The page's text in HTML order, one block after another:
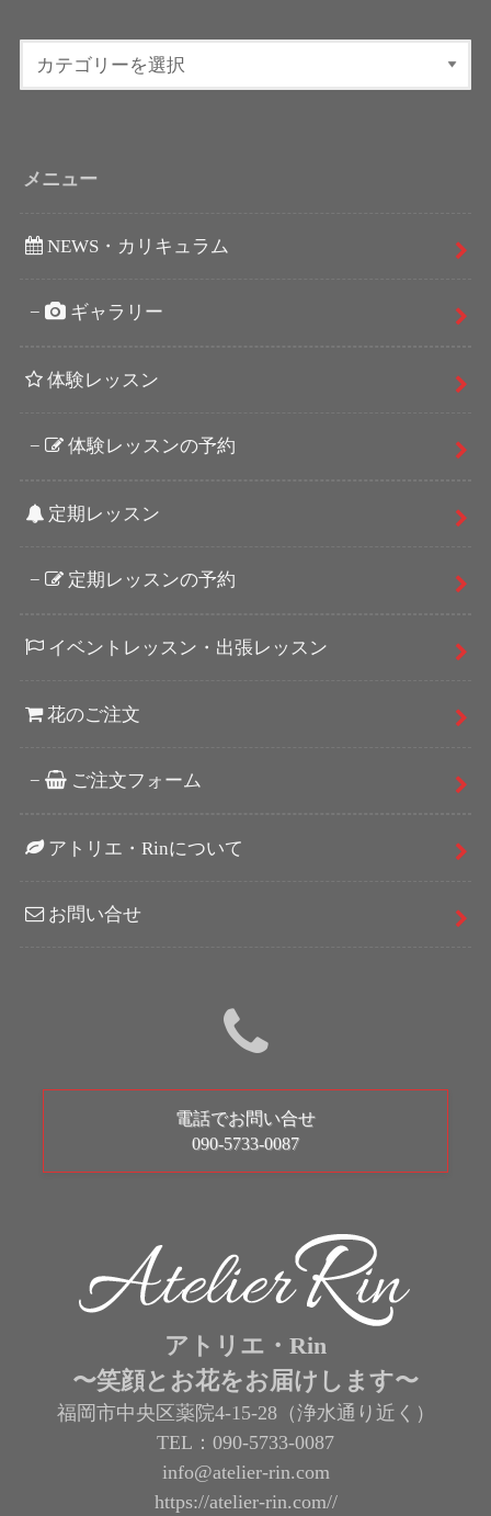
メニュー
NEWS・カリキュラム
ギャラリー
体験レッスン
体験レッスンの予約
定期レッスン
定期レッスンの予約
イベントレッスン・出張レッスン
花のご注文
ご注文フォーム
アトリエ・Rinについて
お問い合せ
電話でお問い合せ
090-5733-0087
アトリエ・Rin
〜笑顔とお花をお届けします〜
福岡市中央区薬院4-15-28（浄水通り近く）
TEL：090-5733-0087
info@atelier-rin.com
https://atelier-rin.com//